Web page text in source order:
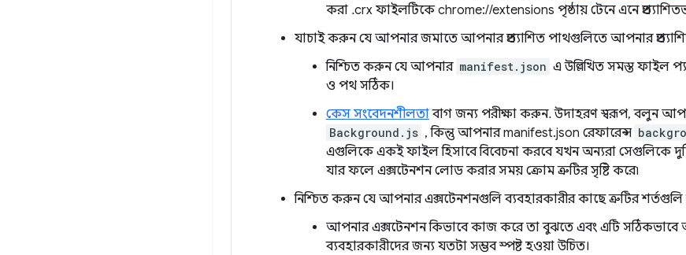
করা .crx ফাইলটিকে chrome://extensions পৃষ্ঠায় টেনে এনে
যাচাই করুন যে আপনার জমাতে আপনার প্রত্যাশিত পাথগুলিতে আপনার
নিশ্চিত করুন যে আপনার manifest.json এ উল্লিখিত সমস্ত ফাইল
ও পথ সঠিক।
কেস সংবেদনশীলতাবাগ জন্য পরীক্ষা করুন. উদাহরণ স্বরূপ, বলুন
Background.js , কিন্তু আপনার manifest.json রেফারেন্স
এগুলিকে একই ফাইল হিসাবে বিবেচনা করবে যখন অন্যরা সেগুলিকে দুটি
যার ফলে এক্সটেনশন লোড করার সময় ক্রোম ত্রুটির সৃষ্টি করে৷
নিশ্চিত করুন যে আপনার এক্সটেনশনগুলি ব্যবহারকারীর কাছে ত্রুটির
আপনার এক্সটেনশন কিভাবে কাজ করে তা বুঝতে এবং এটি
ব্যবহারকারীদের জন্য যতটা সম্ভব স্পষ্ট হওয়া উচিত।